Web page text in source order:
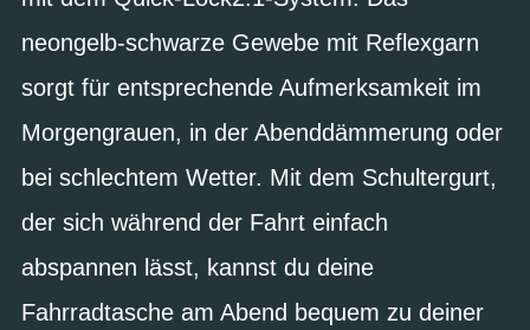
neongelb-schwarze Gewebe mit Reflexgarn
sorgt für entsprechende Aufmerksamkeit im
Morgengrauen, in der Abenddämmerung oder
bei schlechtem Wetter. Mit dem Schultergurt,
der sich während der Fahrt einfach
abspannen lässt, kannst du deine
Fahrradtasche am Abend bequem zu deiner